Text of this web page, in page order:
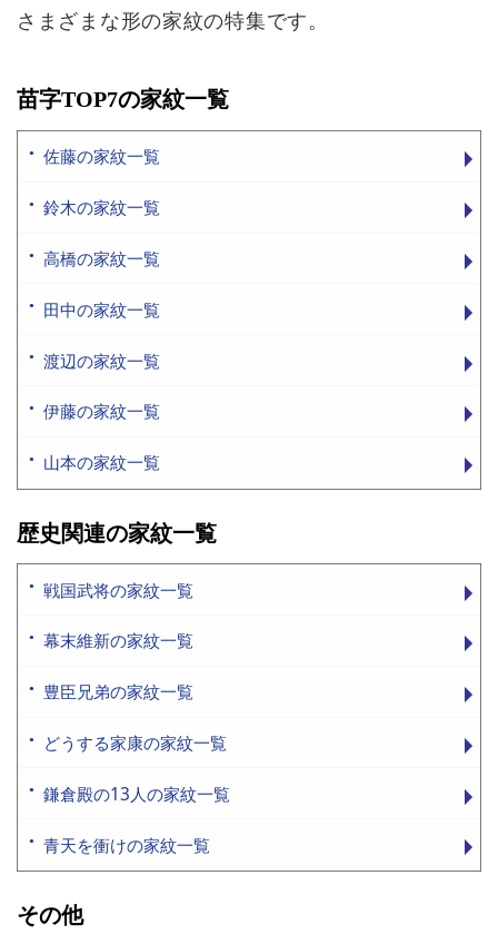
さまざまな形の家紋の特集です。
苗字TOP7の家紋一覧
佐藤の家紋一覧
鈴木の家紋一覧
高橋の家紋一覧
田中の家紋一覧
渡辺の家紋一覧
伊藤の家紋一覧
山本の家紋一覧
歴史関連の家紋一覧
戦国武将の家紋一覧
幕末維新の家紋一覧
豊臣兄弟の家紋一覧
どうする家康の家紋一覧
鎌倉殿の13人の家紋一覧
青天を衝けの家紋一覧
その他